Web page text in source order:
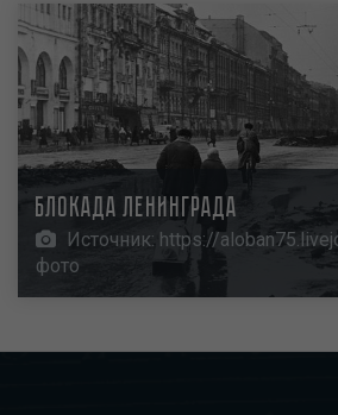
Блокада Ленинграда
Источник: https://
фото